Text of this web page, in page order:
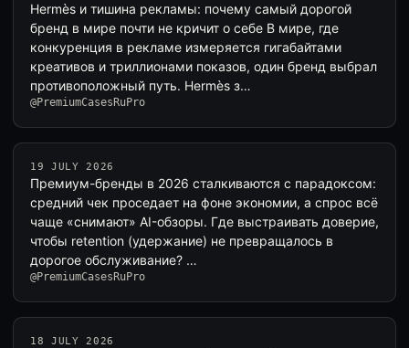
Hermès и тишина рекламы: почему самый дорогой
бренд в мире почти не кричит о себе В мире, где
конкуренция в рекламе измеряется гигабайтами
креативов и триллионами показов, один бренд выбрал
противоположный путь. Hermès з…
@PremiumCasesRuPro
19 JULY 2026
Премиум-бренды в 2026 сталкиваются с парадоксом:
средний чек проседает на фоне экономии, а спрос всё
чаще «снимают» AI-обзоры. Где выстраивать доверие,
чтобы retention (удержание) не превращалось в
дорогое обслуживание? …
@PremiumCasesRuPro
18 JULY 2026